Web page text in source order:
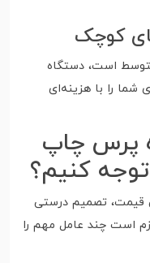
کوچک
است، دستگاه
را با هزینه‌ای
پرس چاپ
کنیم؟
قیمت، تصمیم درستی
است چند عامل مهم را